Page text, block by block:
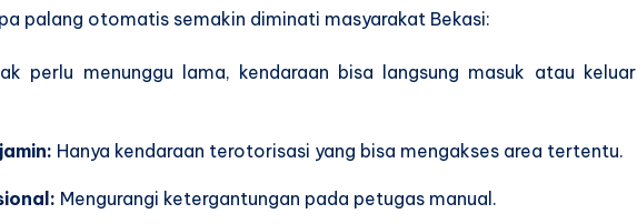
palang otomatis semakin diminati masyarakat Bekasi:
perlu menunggu lama, kendaraan bisa langsung masuk atau keluar
Hanya kendaraan terotorisasi yang bisa mengakses area tertentu.
Mengurangi ketergantungan pada petugas manual.